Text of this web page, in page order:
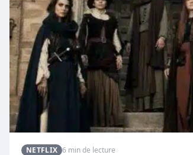
✕
NETFLIX 6 min de lecture